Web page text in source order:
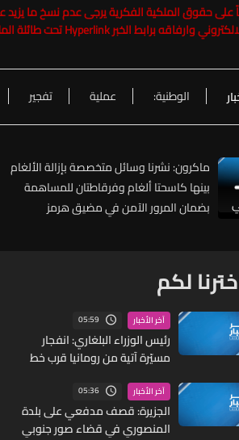
الوطنية: عملية تفجير
ماكرون: نشرنا وسائل متخصصة بإزالة الألغام
بينها كاسحتا ألغام وفرقاطتان للمساهمة
بضمان المرور الآمن في مضيق هرمز
لكم
آخر الأخبار 05:59
رئيس الوزراء البلغاري: انفجار
مسيّرة آتية من رومانيا قرب خط
آخر الأخبار 05:36
الجزيرة: قصف مدفعي على بلدة
المنصوري في قضاء صور جنوبي